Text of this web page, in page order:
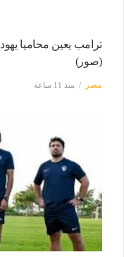
ترامب يعين محاميا
(صور)
مصر منذ 11 ساعة